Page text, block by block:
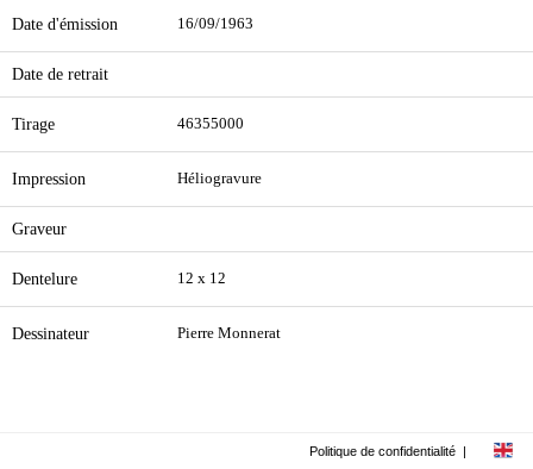
Date d'émission 16/09/1963
Date de retrait
Tirage 46355000
Impression Héliogravure
Graveur
Dentelure 12 x 12
Dessinateur Pierre Monnerat
Politique de confidentialité |